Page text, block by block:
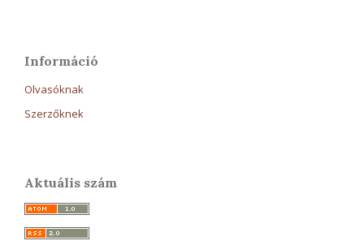
Információ
Olvasóknak
Szerzőknek
Aktuális szám